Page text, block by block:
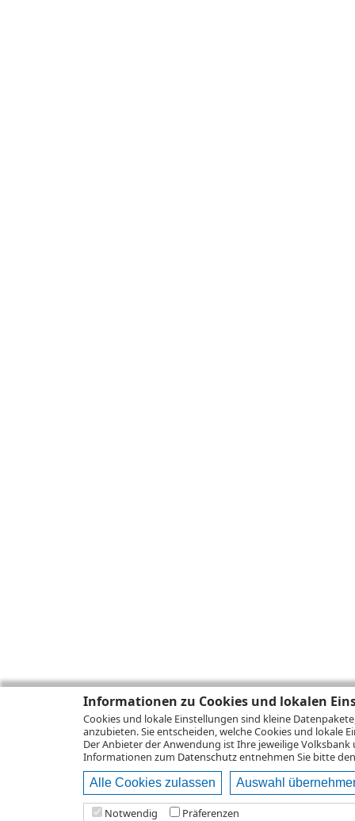
Informationen zu Cookies und lokalen
Cookies und lokale Einstellungen sind kleine
anzubieten. Sie entscheiden, welche Cookies und lokale
Der Anbieter der Anwendung ist Ihre jeweilige Volksbank
Informationen zum Datenschutzentnehmen Sie bitte
Alle Cookies zulassen Auswahl
Notwendig Präferenzen